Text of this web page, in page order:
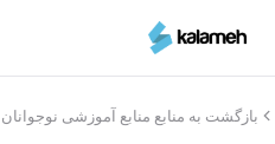
محتوای
بازگشت به منابع منابع آموزشی نوجوانان